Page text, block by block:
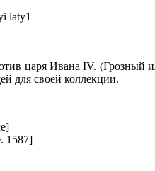
царя Ивана IV. (Грозный
для своей коллекции.
1587]